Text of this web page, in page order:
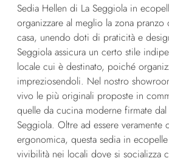
Sedia Hellen di La Seggiola in
organizzare al meglio la zona
casa, unendo doti di praticità e
Seggiola assicura un certo stile
locale cui è destinato, poiché
impreziosendoli. Nel nostro
vivo le più originali proposte in
quelle da cucina moderne firmate
Seggiola. Oltre ad essere veramente
ergonomica, questa sedia in
vivibilità nei locali dove si socializza